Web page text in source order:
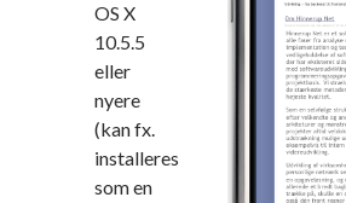
OS X
10.5.5
eller
nyere
(kan fx.
installeres
som en